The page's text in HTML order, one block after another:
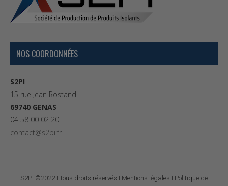
NOS COORDONNÉES
S2PI
15 rue Jean Rostand
69740 GENAS
04 58 00 02 20
contact@s2pi.fr
S2PI ©2022 I Tous droits réservés I Mentions légales I Politique de